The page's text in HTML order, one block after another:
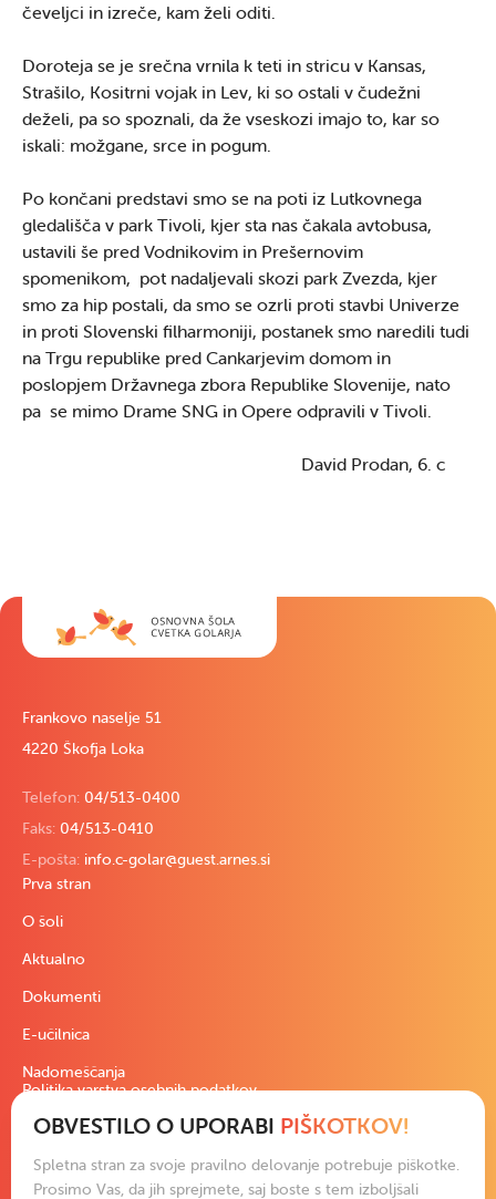
čeveljci in izreče, kam želi oditi.
Doroteja se je srečna vrnila k teti in stricu v Kansas,
Strašilo, Kositrni vojak in Lev, ki so ostali v čudežni
deželi, pa so spoznali, da že vseskozi imajo to, kar so
iskali: možgane, srce in pogum.
Po končani predstavi smo se na poti iz Lutkovnega
gledališča v park Tivoli, kjer sta nas čakala avtobusa,
ustavili še pred Vodnikovim in Prešernovim
spomenikom, pot nadaljevali skozi park Zvezda, kjer
smo za hip postali, da smo se ozrli proti stavbi Univerze
in proti Slovenski filharmoniji, postanek smo naredili tudi
na Trgu republike pred Cankarjevim domom in
poslopjem Državnega zbora Republike Slovenije, nato
pa se mimo Drame SNG in Opere odpravili v Tivoli.
David Prodan, 6. c
Frankovo naselje 51
4220 Škofja Loka
Telefon: 04/513-0400
Faks: 04/513-0410
E-pošta: info.c-golar@guest.arnes.si
Prva stran
O šoli
Aktualno
Dokumenti
E-učilnica
Nadomeščanja
Politika varstva osebnih podatkov
Pravno besedilo
Izjava o dostopnosti
Podatki in slike na spletni strani so izključna last šole ali avtorjev.
OBVESTILO O UPORABI PIŠKOTKOV!
Spletna stran za svoje pravilno delovanje potrebuje piškotke.
Prosimo Vas, da jih sprejmete, saj boste s tem izboljšali